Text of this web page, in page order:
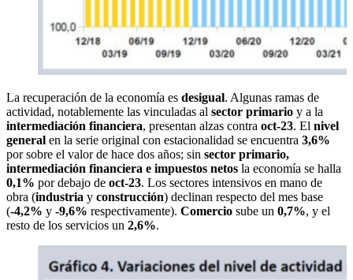
La recuperación de la economía es desigual. Algunas ramas de
actividad, notablemente las vinculadas al sector primario y a la
intermediación financiera, presentan alzas contra oct-23. El nivel
general en la serie original con estacionalidad se encuentra 3,6%
por sobre el valor de hace dos años; sin sector primario,
intermediación financiera e impuestos netos la economía se halla
0,1% por debajo de oct-23. Los sectores intensivos en mano de
obra (industria y construcción) declinan respecto del mes base
(-4,2% y -9,6% respectivamente). Comercio sube un 0,7%, y el
resto de los servicios un 2,6%.